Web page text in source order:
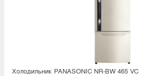
Холодильник PANASONIC NR-BW 465 VC